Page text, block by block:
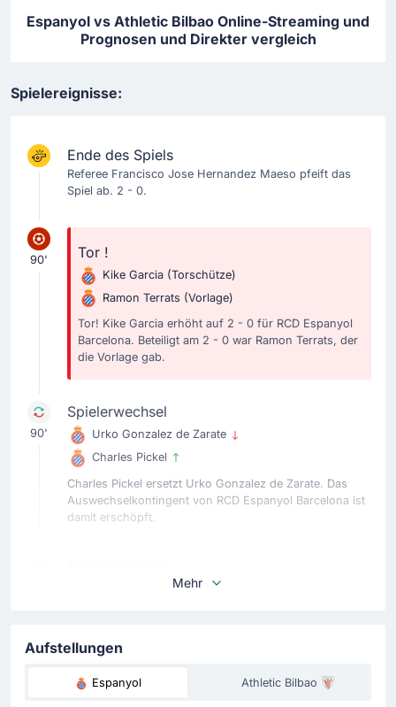
Espanyol vs Athletic Bilbao Online-Streaming und
Prognosen und Direkter vergleich
Spielereignisse:
Ende des Spiels
Referee Francisco Jose Hernandez Maeso pfeift das
Spiel ab. 2 - 0.
90' Tor !
Kike Garcia (Torschütze)
Ramon Terrats (Vorlage)
Tor! Kike Garcia erhöht auf 2 - 0 für RCD Espanyol
Barcelona. Beteiligt am 2 - 0 war Ramon Terrats, der
die Vorlage gab.
90'
Spielerwechsel
Urko Gonzalez de Zarate
Charles Pickel
Charles Pickel ersetzt Urko Gonzalez de Zarate. Das
Auswechselkontingent von RCD Espanyol Barcelona ist
damit erschöpft.
nimmt Edu Exposito vom Platz und bringt Ramon
Mehr
Aufstellungen
Espanyol Athletic Bilbao